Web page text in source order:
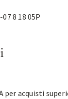
07 8 18 05P
per acquisti